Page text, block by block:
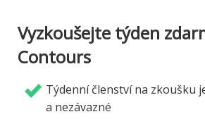
Vyzkoušejte týden
Contours
Týdenní členství na zkoušku
a nezávazné